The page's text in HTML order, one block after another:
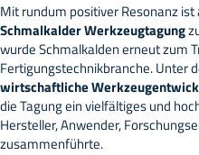
Mit rundum positiver Resonanz
Schmalkalder Werkzeugtagung
wurde Schmalkalden erneut zum
Fertigungstechnikbranche. Unter
wirtschaftliche
die Tagung ein vielfältiges und
Hersteller, Anwender,
zusammenführte.